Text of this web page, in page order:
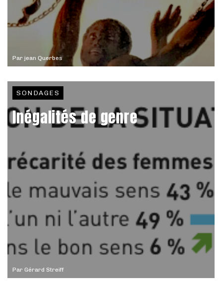
Par jean Querbes
Par Gérard Streiff
SONDAGES
Inégalités de genre